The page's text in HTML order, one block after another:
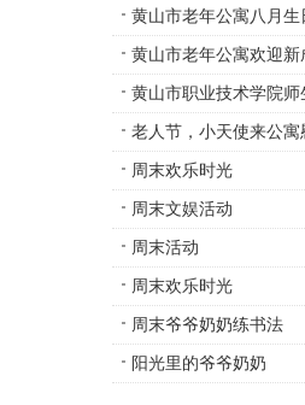
黄山市老年公寓八月生
黄山市老年公寓欢迎新
黄山市职业技术学院
老人节，小天使来公
周末欢乐时光
周末文娱活动
周末活动
周末欢乐时光
周末爷爷奶奶练书法
阳光里的爷爷奶奶